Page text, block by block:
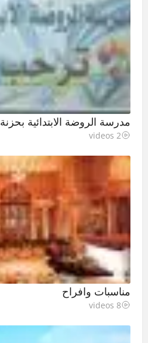
مدرسة الروضة الابتدائية بحزنة
2 videos
مناسبات وافراح
8 videos